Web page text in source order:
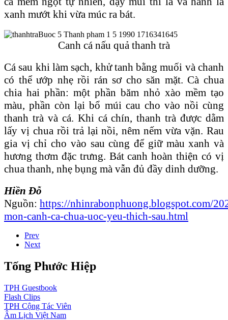
xanh mướt khi vừa múc ra bát.
Canh cá nấu quả thanh trà
Cá sau khi làm sạch, khử tanh bằng muối và chanh
có thể ướp nhẹ rồi rán sơ cho săn mặt. Cà chua
chia hai phần: một phần băm nhỏ xào mềm tạo
màu, phần còn lại bổ múi cau cho vào nồi cùng
thanh trà và cá. Khi cá chín, thanh trà được dằm
lấy vị chua rồi trả lại nồi, nêm nếm vừa vặn. Rau
gia vị chỉ cho vào sau cùng để giữ màu xanh và
hương thơm đặc trưng. Bát canh hoàn thiện có vị
chua thanh, nhẹ bụng mà vẫn đủ đầy dinh dưỡng.
Hiền Đỗ
Nguồn: https://nhinrabonphuong.blogspot.com/
mon-canh-ca-chua-uoc-yeu-thich-sau.html
Prev
Next
Tống Phước Hiệp
TPH Guestbook
Flash Clips
TPH Cộng Tác Viên
Âm Lịch Việt Nam